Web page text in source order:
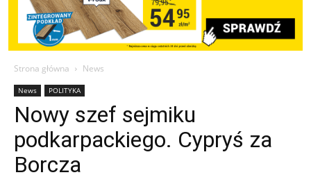
Strona główna News
News POLITYKA
Nowy szef sejmiku
podkarpackiego. Cypryś za
Borcza